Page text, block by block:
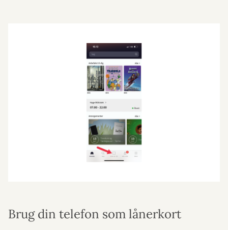
Brug din telefon som lånerkort